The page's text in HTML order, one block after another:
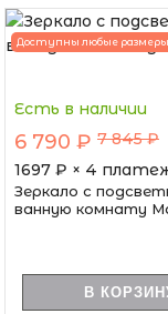
Доступны любые размеры
Есть в наличии
6 790 ₽ 7 845 ₽
1697 ₽ × 4
Зеркало с
ванную комнату
В